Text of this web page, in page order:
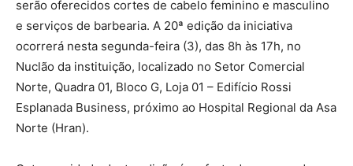
serão oferecidos cortes de cabelo feminino e masculino
e serviços de barbearia. A 20ª edição da iniciativa
ocorrerá nesta segunda-feira (3), das 8h às 17h, no
Nuclão da instituição, localizado no Setor Comercial
Norte, Quadra 01, Bloco G, Loja 01 – Edifício Rossi
Esplanada Business, próximo ao Hospital Regional da Asa
Norte (Hran).